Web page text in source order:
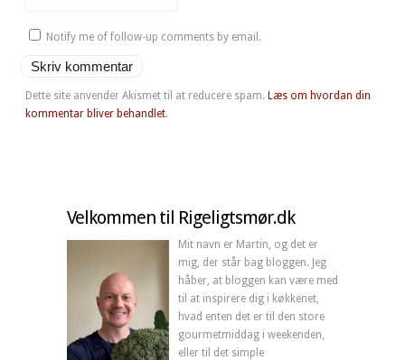
Notify me of follow-up comments by email.
Dette site anvender Akismet til at reducere spam. Læs om hvordan din
kommentar bliver behandlet.
Velkommen til Rigeligtsmør.dk
Mit navn er Martin, og det er
mig, der står bag bloggen. Jeg
håber, at bloggen kan være med
til at inspirere dig i køkkenet,
hvad enten det er til den store
gourmetmiddag i weekenden,
eller til det simple